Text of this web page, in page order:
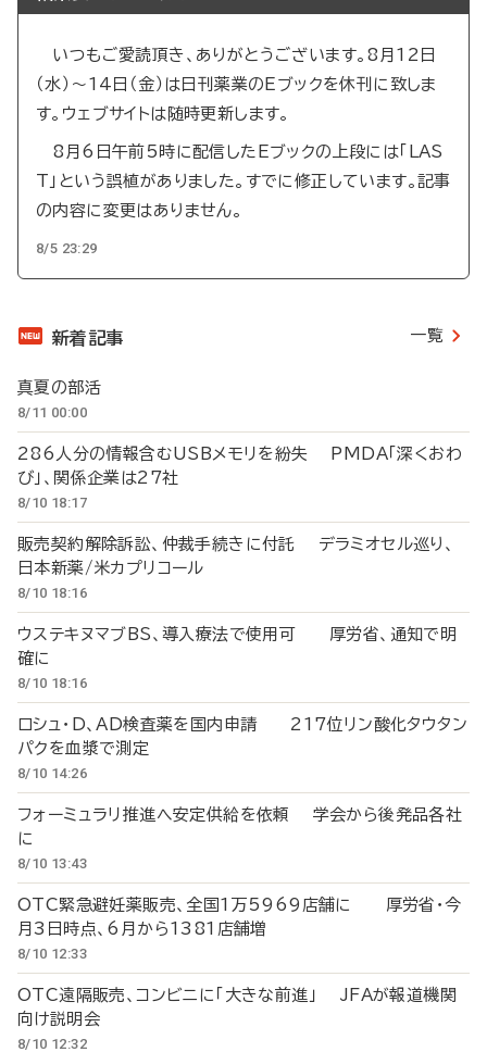
いつもご愛読頂き、ありがとうございます。8月12日
（水）～14日（金）は日刊薬業のEブックを休刊に致しま
す。ウェブサイトは随時更新します。
8月6日午前5時に配信したEブックの上段には「LAS
T」という誤植がありました。すでに修正しています。記事
の内容に変更はありません。
8/5 23:29
新着記事 一覧
真夏の部活
8/11 00:00
286人分の情報含むUSBメモリを紛失 PMDA「深くおわ
び」、関係企業は27社
8/10 18:17
販売契約解除訴訟、仲裁手続きに付託 デラミオセル巡り、
日本新薬/米カプリコール
8/10 18:16
ウステキヌマブBS、導入療法で使用可 厚労省、通知で明
確に
8/10 18:16
ロシュ・D、AD検査薬を国内申請 217位リン酸化タウタン
パクを血漿で測定
8/10 14:26
フォーミュラリ推進へ安定供給を依頼 学会から後発品各社
に
8/10 13:43
OTC緊急避妊薬販売、全国1万5969店舗に 厚労省・今
月3日時点、6月から1381店舗増
8/10 12:33
OTC遠隔販売、コンビニに「大きな前進」 JFAが報道機関
向け説明会
8/10 12:32